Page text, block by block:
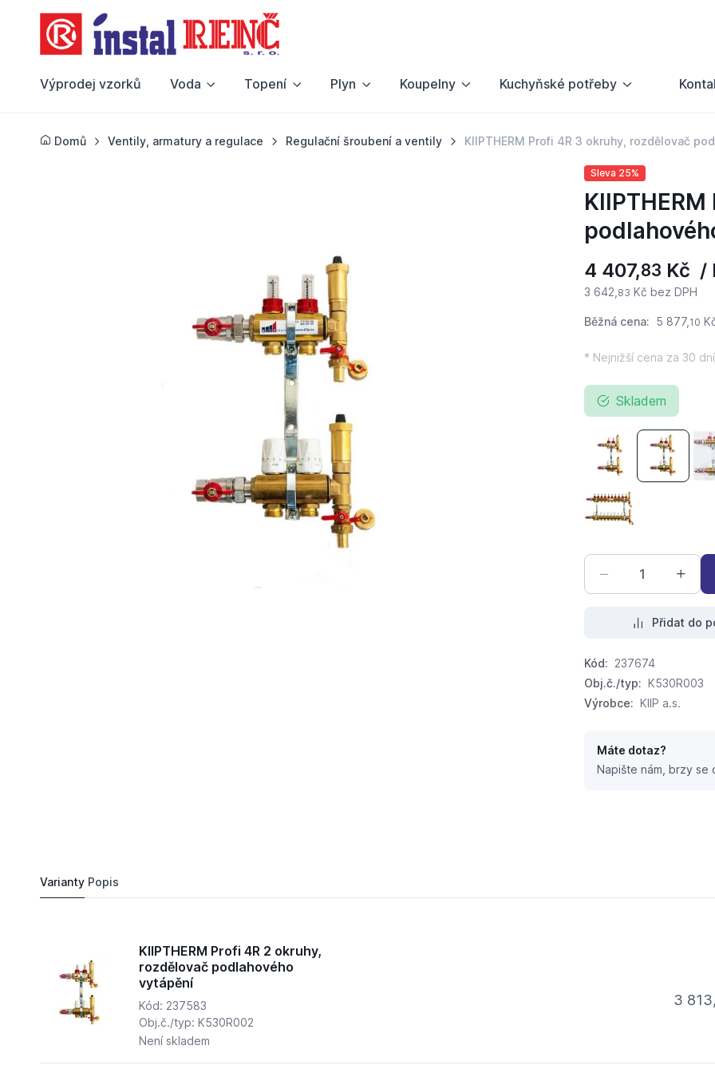
Výprodej vzorků Voda Topení Plyn Koupelny Kuchyňské potřeby
Domů Ventily, armatury a regulace Regulační šroubení a ventily KIIPTHERM Profi 4R 3 okruhy, rozdělovač
Sleva 25%
4 407,83 Kč /
3 642, 83 Kč bez DPH
Běžná cena: 5 877, 10
* Nejnižší cena za 30 dní
Skladem
KIIPTHERM Profi
KIIPTHERM Profi
Přidat do
Kód: 237674
Obj.č./typ: K530R003
Výrobce: KIIP a.s.
Máte dotaz?
Napište nám, brzy se
Varianty Popis
KIIPTHERM Profi 4R 2 okruhy,
rozdělovač podlahového
vytápění
Kód: 237583
Obj.č./typ: K530R002
Není skladem
3